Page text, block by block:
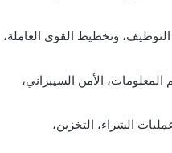
وتخطيط القوى العاملة،
الأمن السيبراني،
الشراء، التخزين،